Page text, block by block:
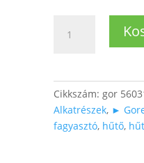
hűtő
Cikkszám:gor
Alkatrészek, ►
fagyasztó, hűtő,